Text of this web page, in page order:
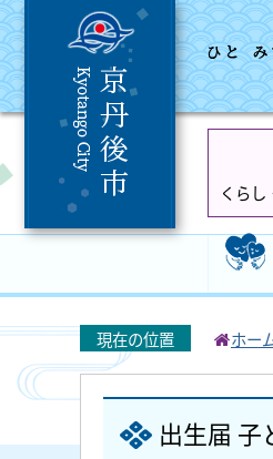
くら
現在の位置 ホー
出生届 子